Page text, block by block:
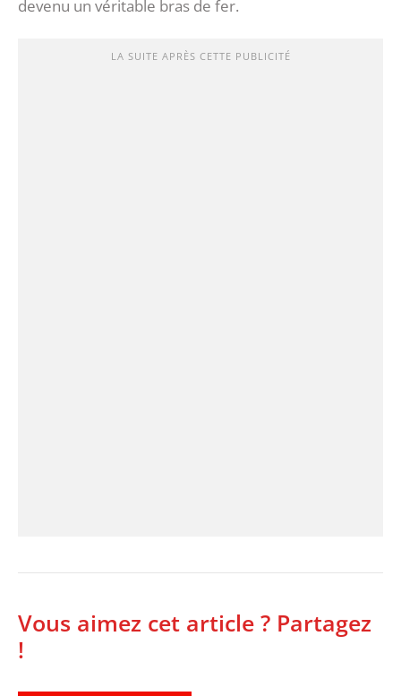
devenu un véritable bras de fer.
LA SUITE APRÈS CETTE PUBLICITÉ
Vous aimez cet article ? Partagez
!